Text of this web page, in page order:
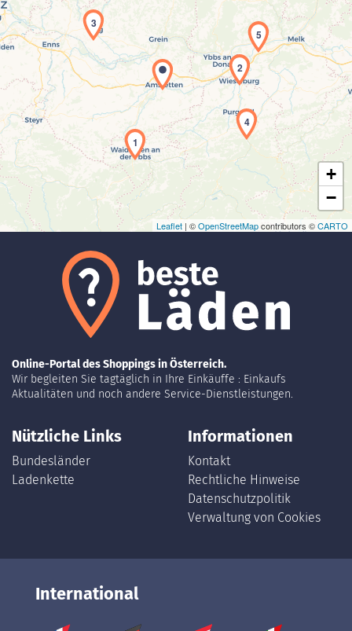
Laden der Karte...
1
2
3
4
5
+
−
Leaflet | ©OpenStreetMapcontributors ©CARTO
Online-Portal des Shoppings in Österreich.
Wir begleiten Sie tagtäglich in Ihre Einkäuffe : Einkaufs
Aktualitäten und noch andere Service-Dienstleistungen.
Nützliche Links
Bundesländer
Ladenkette
Informationen
Kontakt
Rechtliche Hinweise
Datenschutzpolitik
Verwaltung von Cookies
International